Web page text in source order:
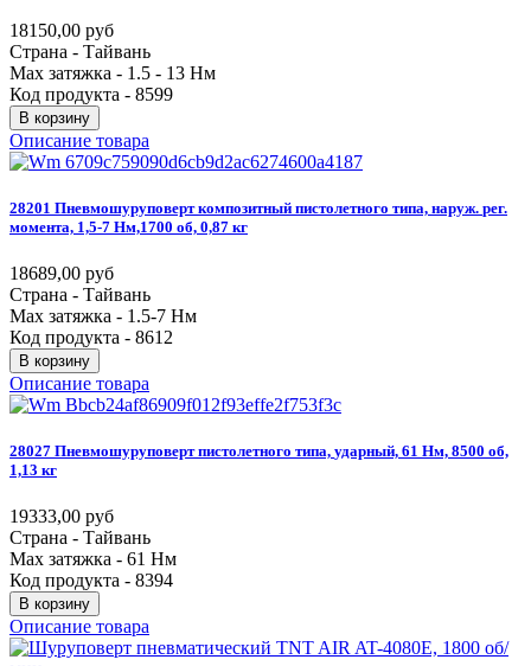
18150,00 руб
Страна - Тайвань
Max затяжка - 1.5 - 13 Нм
Код продукта - 8599
В корзину
Описание товара
28201 Пневмошуруповерт композитный пистолетного типа, наруж. рег.
момента, 1,5-7 Нм,1700 об, 0,87 кг
18689,00 руб
Страна - Тайвань
Max затяжка - 1.5-7 Нм
Код продукта - 8612
В корзину
Описание товара
28027 Пневмошуруповерт пистолетного типа, ударный, 61 Нм, 8500 об,
1,13 кг
19333,00 руб
Страна - Тайвань
Max затяжка - 61 Нм
Код продукта - 8394
В корзину
Описание товара